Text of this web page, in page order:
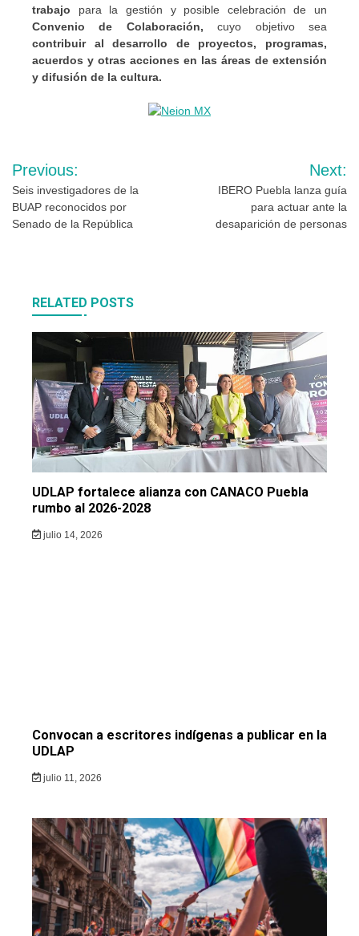
trabajo para la gestión y posible celebración de un
Convenio de Colaboración, cuyo objetivo sea
contribuir al desarrollo de proyectos, programas,
acuerdos y otras acciones en las áreas de extensión
y difusión de la cultura.
Navegación
de
entradas
Previous:
Seis investigadores de la
BUAP reconocidos por
Senado de la República
Next:
IBERO Puebla lanza guía
para actuar ante la
desaparición de personas
RELATED POSTS
UDLAP fortalece alianza con CANACO Puebla
rumbo al 2026-2028
julio 14, 2026
Convocan a escritores indígenas a publicar en la
UDLAP
julio 11, 2026